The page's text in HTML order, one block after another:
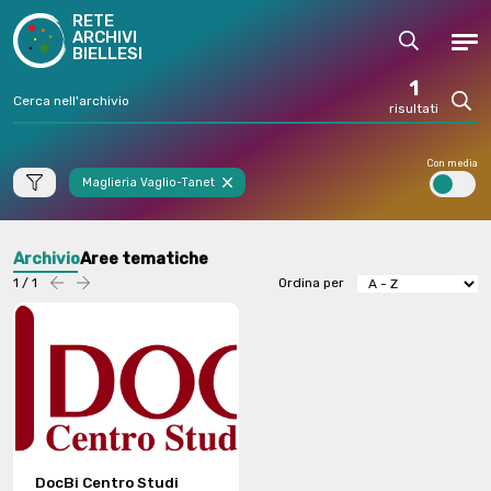
RETE
ARCHIVI
BIELLESI
Cerca
1
risultati
Maglieria Vaglio-Tanet
Con media
ArchivioAree tematiche
1 / 1 Precedente
successiva Ordina per
DocBi Centro Studi